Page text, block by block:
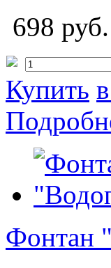
698 руб.
Купить
Фонтан